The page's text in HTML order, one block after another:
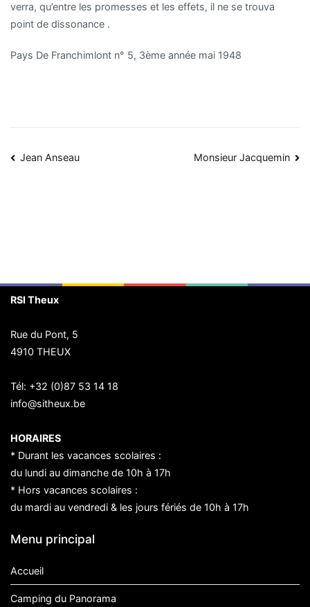
verra, qu’entre les promesses et les effets, il ne se trouva
point de dissonance .
Pays De Franchimlont n° 5, 3ème année mai 1948
Navigation
Jean Anseau Monsieur Jacquemin
RSI Theux
Rue du Pont, 5
4910 THEUX
Tél: +32 (0)87 53 14 18
info@sitheux.be
HORAIRES
* Durant les vacances scolaires :
du lundi au dimanche de 10h à 17h
* Hors vacances scolaires :
du mardi au vendredi & les jours fériés de 10h à 17h
Menu principal
Accueil
Camping du Panorama